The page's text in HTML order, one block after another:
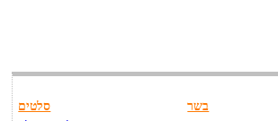
סלטים
בשר